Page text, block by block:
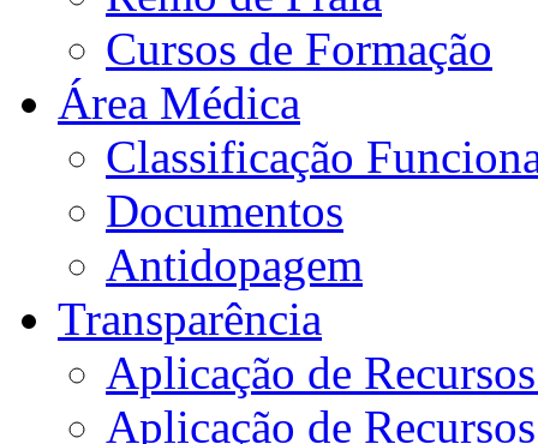
Cursos de Formação
Área Médica
Classificação
Documentos
Antidopagem
Transparência
Aplicação de
Aplicação de